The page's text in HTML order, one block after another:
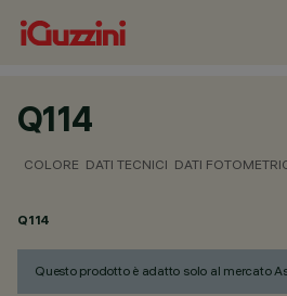
Q114
COLORE DATI TECNICI DATI
Q114
Questo prodotto è adatto solo al mercato